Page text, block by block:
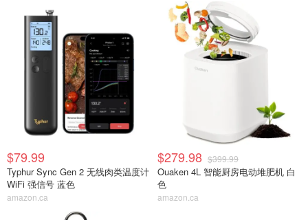
$79.99
Typhur Sync Gen 2 无线肉类温度计
WiFi 强信号 蓝色
amazon.ca
$279.98 $399.99
Ouaken 4L 智能厨房电动堆肥机 白
色
amazon.ca